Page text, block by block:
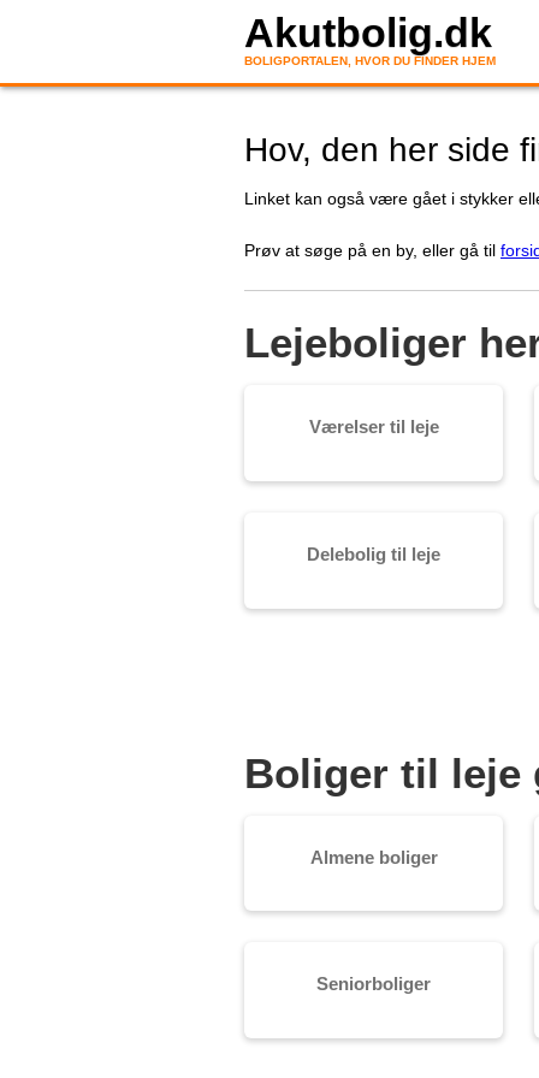
Akutbolig.dk
BOLIGPORTALEN, HVOR DU FINDER HJEM
Hov, den her side
Linket kan også være gået i stykker
Prøv at søge på en by, eller gå til
Lejeboliger
Værelser til leje
Delebolig til leje
Boliger til leje
Almene boliger
Seniorboliger